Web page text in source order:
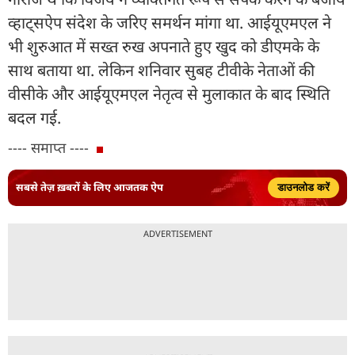
व्हाट्सऐप संदेश के जरिए समर्थन मांगा था. आईयूएमएल ने
भी शुरुआत में सख्त रुख अपनाते हुए खुद को डीएमके के
साथ बताया था. लेकिन शनिवार सुबह टीवीके नेताओं की
वीसीके और आईयूएमएल नेतृत्व से मुलाकात के बाद स्थिति
बदल गई.
---- समाप्त ----
सबसे तेज़ ख़बरों के लिए आजतक ऐप डाउनलोड करें
ADVERTISEMENT